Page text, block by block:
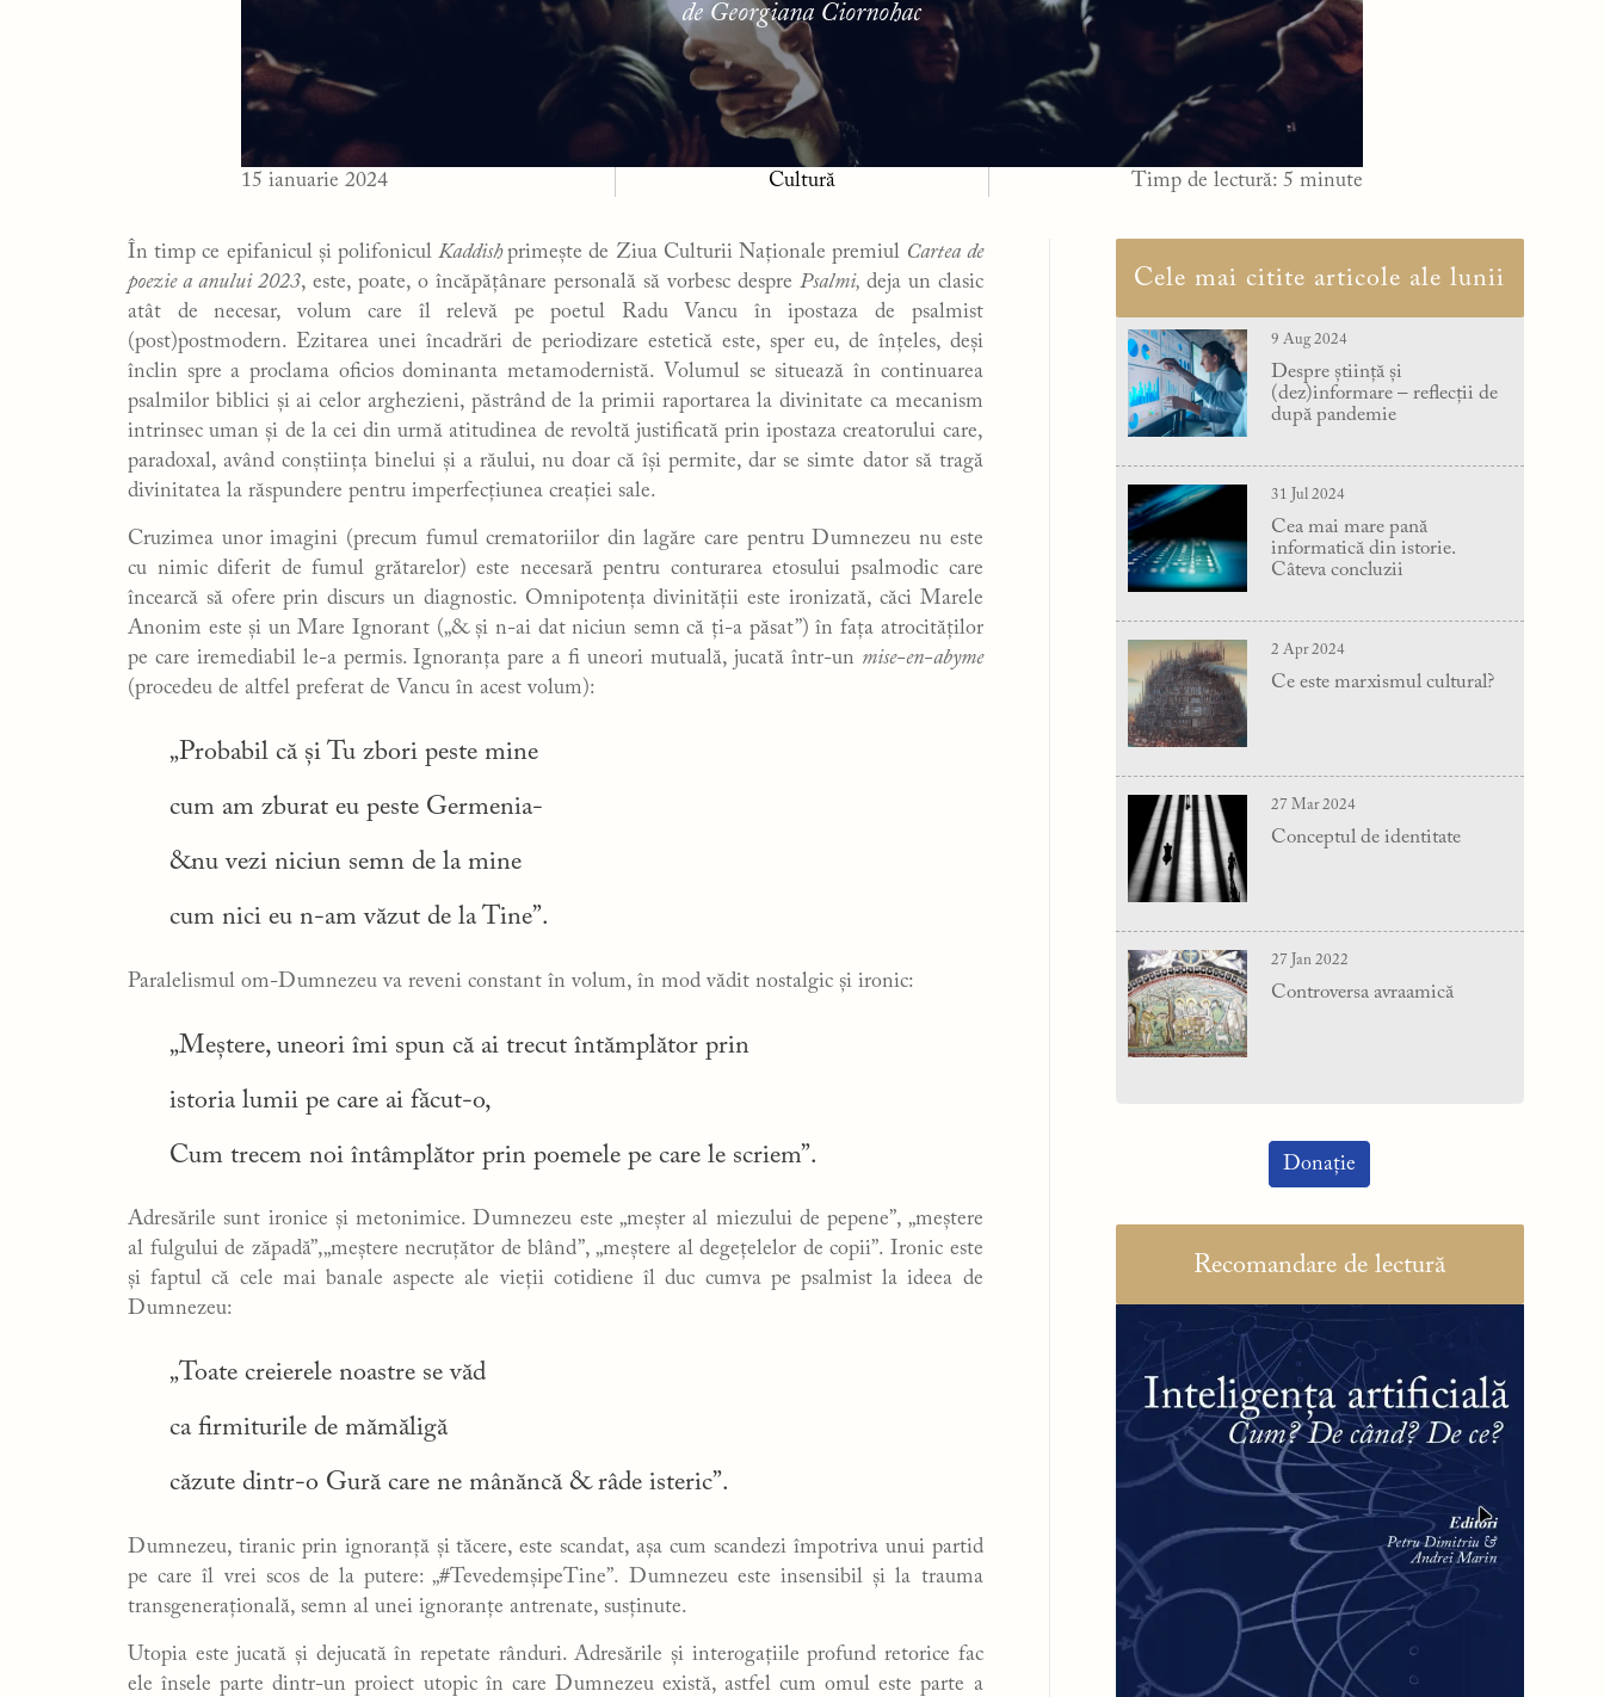
de Georgiana Ciornohac
15 ianuarie 2024 Cultură Timp de lectură: 5 minute
În timp ce epifanicul și polifoniculKaddishprimește de Ziua Culturii Naționale premiul Cartea de
poezie a anului 2023, este, poate, o încăpățânare personală să vorbesc despre Psalmi, deja un clasic
atât de necesar, volum care îl relevă pe poetul Radu Vancu în ipostaza de psalmist
(post)postmodern. Ezitarea unei încadrări de periodizare estetică este, sper eu, de înțeles, deși
înclin spre a proclama oficios dominanta metamodernistă. Volumul se situează în continuarea
psalmilor biblici și ai celor arghezieni, păstrând de la primii raportarea la divinitate ca mecanism
intrinsec uman și de la cei din urmă atitudinea de revoltă justificată prin ipostaza creatorului care,
paradoxal, având conștiința binelui și a răului, nu doar că își permite, dar se simte dator să tragă
divinitatea la răspundere pentru imperfecțiunea creației sale.
Cruzimea unor imagini (precum fumul crematoriilor din lagăre care pentru Dumnezeu nu este
cu nimic diferit de fumul grătarelor) este necesară pentru conturarea etosului psalmodic care
încearcă să ofere prin discurs un diagnostic. Omnipotența divinității este ironizată, căci Marele
Anonim este și un Mare Ignorant („& și n-ai dat niciun semn că ți-a păsat”) în fața atrocităților
pe care iremediabil le-a permis. Ignoranța pare a fi uneori mutuală, jucată într-un mise-en-abyme
(procedeu de altfel preferat de Vancu în acest volum):
„Probabil că și Tu zbori peste mine
cum am zburat eu peste Germenia-
&nu vezi niciun semn de la mine
cum nici eu n-am văzut de la Tine”.
Paralelismul om-Dumnezeu va reveni constant în volum, în mod vădit nostalgic și ironic:
„Meștere, uneori îmi spun că ai trecut întămplător prin
istoria lumii pe care ai făcut-o,
Cum trecem noi întâmplător prin poemele pe care le scriem”.
Adresările sunt ironice și metonimice. Dumnezeu este „meșter al miezului de pepene”, „meștere
al fulgului de zăpadă”,„meștere necruțător de blând”, „meștere al degețelelor de copii”. Ironic este
și faptul că cele mai banale aspecte ale vieții cotidiene îl duc cumva pe psalmist la ideea de
Dumnezeu:
„Toate creierele noastre se văd
ca firmiturile de mămăligă
căzute dintr-o Gură care ne mânăncă & râde isteric”.
Dumnezeu, tiranic prin ignoranță și tăcere, este scandat, așa cum scandezi împotriva unui partid
pe care îl vrei scos de la putere: „#TevedemșipeTine”. Dumnezeu este insensibil și la trauma
transgenerațională, semn al unei ignoranțe antrenate, susținute.
Utopia este jucată și dejucată în repetate rânduri. Adresările și interogațiile profund retorice fac
ele însele parte dintr-un proiect utopic în care Dumnezeu există, astfel cum omul este parte a
Cele mai citite articole ale lunii
9 Aug 2024
Despre știință și
(dez)informare – reflecții de
după pandemie
31 Jul 2024
Cea mai mare pană
informatică din istorie.
Câteva concluzii
2 Apr 2024
Ce este marxismul cultural?
27 Mar 2024
Conceptul de identitate
27 Jan 2022
Controversa avraamică
Donație
Recomandare de lectură